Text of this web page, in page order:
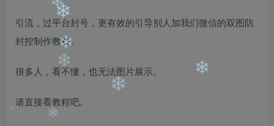
引流，过平台封号，更有效的引导别人加我们微信的双图防
封控制作教程。
很多人，看不懂，也无法图片展示。
请直接看教程吧。
❄
❄
❄
❄